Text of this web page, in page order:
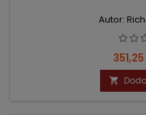
Autor:
Cena
351,25
